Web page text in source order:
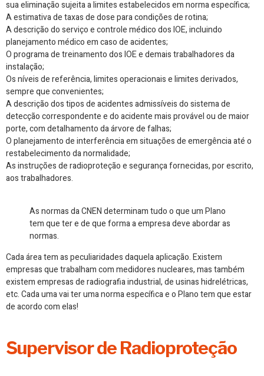
sua eliminação sujeita a limites estabelecidos em norma específica;
A estimativa de taxas de dose para condições de rotina;
A descrição do serviço e controle médico dos IOE, incluindo
planejamento médico em caso de acidentes;
O programa de treinamento dos IOE e demais trabalhadores da
instalação;
Os níveis de referência, limites operacionais e limites derivados,
sempre que convenientes;
A descrição dos tipos de acidentes admissíveis do sistema de
detecção correspondente e do acidente mais provável ou de maior
porte, com detalhamento da árvore de falhas;
O planejamento de interferência em situações de emergência até o
restabelecimento da normalidade;
As instruções de radioproteção e segurança fornecidas, por escrito,
aos trabalhadores.
As normas da CNEN determinam tudo o que um Plano
tem que ter e de que forma a empresa deve abordar as
normas.
Cada área tem as peculiaridades daquela aplicação. Existem
empresas que trabalham com medidores nucleares, mas também
existem empresas de radiografia industrial, de usinas hidrelétricas,
etc. Cada uma vai ter uma norma específica e o Plano tem que estar
de acordo com elas!
Supervisor de Radioproteção